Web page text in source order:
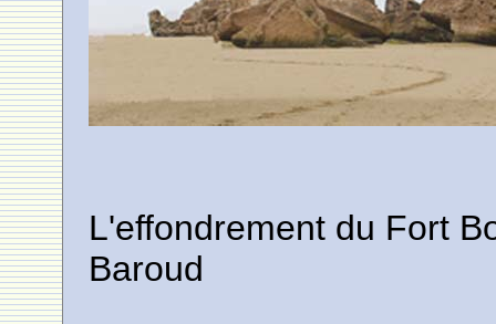
L'effondrement du Fort
Baroud